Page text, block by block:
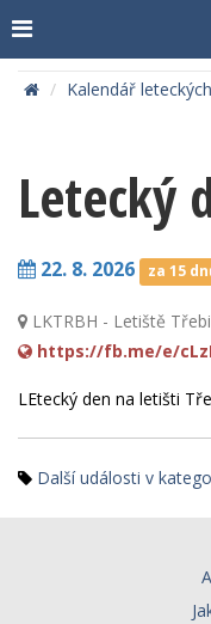
Kalendář
Letecký
22. 8. 2026 za 15
LKTRBH - Letiště
https://fb.me/e/
LEtecký den na letišti
Další události v